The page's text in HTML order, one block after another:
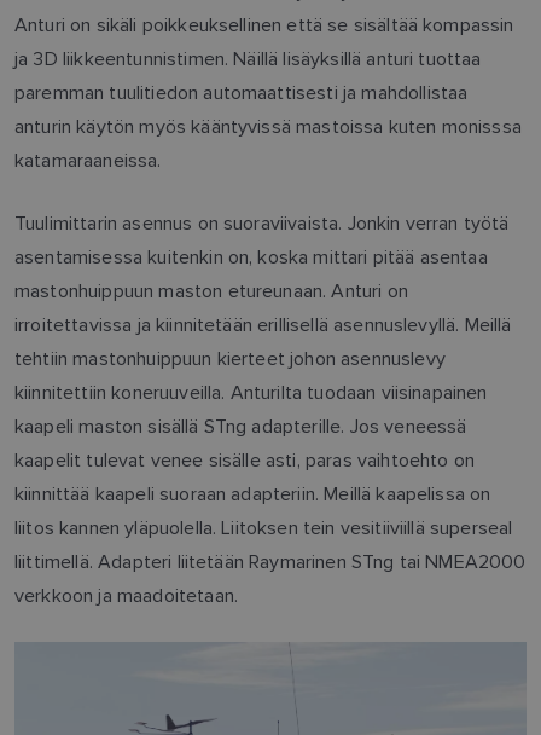
Anturi on sikäli poikkeuksellinen että se sisältää kompassin
ja 3D liikkeentunnistimen. Näillä lisäyksillä anturi tuottaa
paremman tuulitiedon automaattisesti ja mahdollistaa
anturin käytön myös kääntyvissä mastoissa kuten monisssa
katamaraaneissa.
Tuulimittarin asennus on suoraviivaista. Jonkin verran työtä
asentamisessa kuitenkin on, koska mittari pitää asentaa
mastonhuippuun maston etureunaan. Anturi on
irroitettavissa ja kiinnitetään erillisellä asennuslevyllä. Meillä
tehtiin mastonhuippuun kierteet johon asennuslevy
kiinnitettiin koneruuveilla. Anturilta tuodaan viisinapainen
kaapeli maston sisällä STng adapterille. Jos veneessä
kaapelit tulevat venee sisälle asti, paras vaihtoehto on
kiinnittää kaapeli suoraan adapteriin. Meillä kaapelissa on
liitos kannen yläpuolella. Liitoksen tein vesitiiviillä superseal
liittimellä. Adapteri liitetään Raymarinen STng tai NMEA2000
verkkoon ja maadoitetaan.